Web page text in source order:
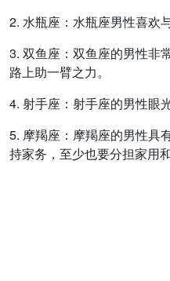
2. 水瓶座：水瓶座男性喜欢
3. 双鱼座：双鱼座的男性非
路上助一臂之力。
4. 射手座：射手座的男性眼
5. 摩羯座：摩羯座的男性具
持家务，至少也要分担家用